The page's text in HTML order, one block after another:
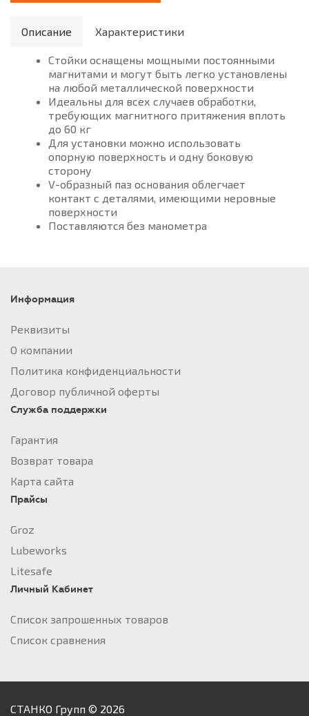
Описание Характеристики
Стойки оснащены мощными постоянными
магнитами и могут быть легко установлены
на любой металлической поверхности
Идеальны для всех случаев обработки,
требующих магнитного притяжения вплоть
до 60 кг
Для установки можно использовать
опорную поверхность и одну боковую
сторону
V-образный паз основания облегчает
контакт с деталями, имеющими неровные
поверхности
Поставляются без манометра
Информация
Реквизиты
О компании
Политика конфиденциальности
Договор публичной оферты
Служба поддержки
Гарантия
Возврат товара
Карта сайта
Прайсы
Groz
Lubeworks
Litesafe
Личный Кабинет
Список запрошенных товаров
Список сравнения
СТАНКО Групп © 2026